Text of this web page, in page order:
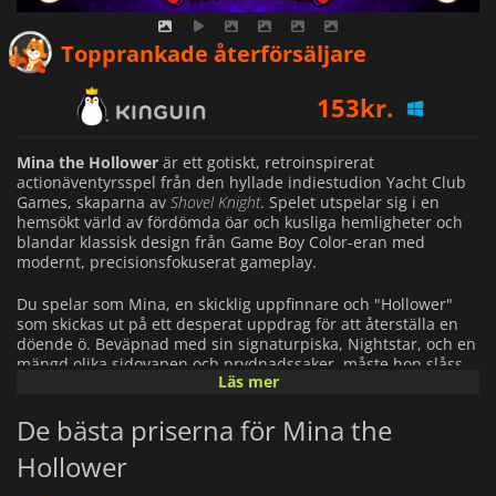
Topprankade återförsäljare
126kr.
153kr.
170kr.
Mina the Hollower är ett gotiskt, retroinspirerat
actionäventyrsspel från den hyllade indiestudion Yacht Club
Games, skaparna av Shovel Knight. Spelet utspelar sig i en
hemsökt värld av fördömda öar och kusliga hemligheter och
blandar klassisk design från Game Boy Color-eran med
modernt, precisionsfokuserat gameplay.
Du spelar som Mina, en skicklig uppfinnare och "Hollower"
som skickas ut på ett desperat uppdrag för att återställa en
döende ö. Beväpnad med sin signaturpiska, Nightstar, och en
mängd olika sidovapen och prydnadssaker, måste hon slåss
mot groteska varelser, upptäcka dolda stigar och lösa
Spelets kärna är en kombination av toppstyrd utforskning,
actionstrider och pusseldrivna upptäckter. Spelarna kan piska
Läs mer
De bästa priserna för Mina the
Hollower